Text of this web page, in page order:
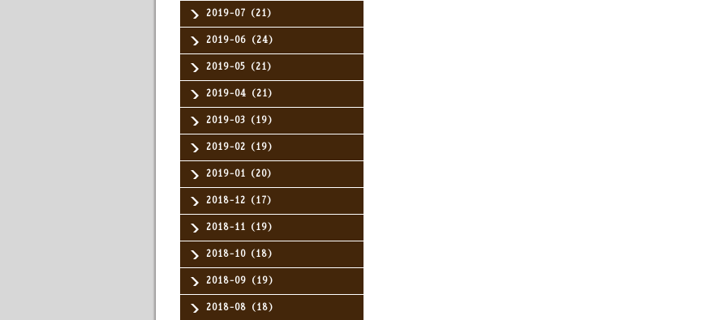
2019-07（21）
2019-06（24）
2019-05（21）
2019-04（21）
2019-03（19）
2019-02（19）
2019-01（20）
2018-12（17）
2018-11（19）
2018-10（18）
2018-09（19）
2018-08（18）